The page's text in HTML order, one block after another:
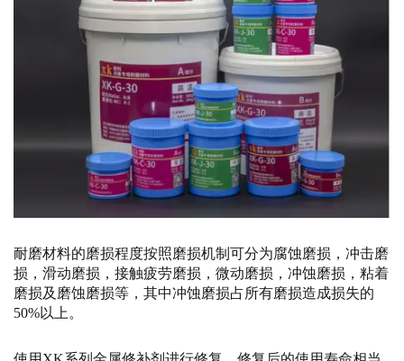
耐磨材料的磨损程度按照磨损机制可分为腐蚀磨损，冲击磨
损，滑动磨损，接触疲劳磨损，微动磨损，冲蚀磨损，粘着
磨损及磨蚀磨损等，其中冲蚀磨损占所有磨损造成损失的
50%以上。